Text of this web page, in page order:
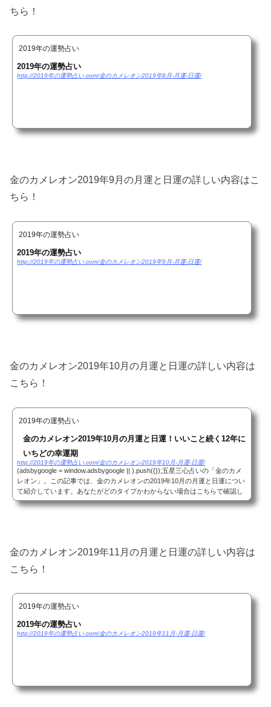
ちら！
2019年の運勢占い
2019年の運勢占い
http://2019年の運勢占い.com/金のカメレオン2019年8月-月運-日運/
金のカメレオン2019年9月の月運と日運の詳しい内容はこ
ちら！
2019年の運勢占い
2019年の運勢占い
http://2019年の運勢占い.com/金のカメレオン2019年9月-月運-日運/
金のカメレオン2019年10月の月運と日運の詳しい内容は
こちら！
2019年の運勢占い
金のカメレオン2019年10月の月運と日運！いいこと続く12年に
いちどの幸運期
http://2019年の運勢占い.com/金のカメレオン2019年10月-月運-日運/
(adsbygoogle = window.adsbygoogle || ).push({});五星三心占いの「金のカメ
レオン」。この記事では、金のカメレオンの2019年10月の月運と日運につい
て紹介しています。あなたがどのタイプかわからない場合はこちらで確認し
てください。それではみていきましょう！(...
金のカメレオン2019年11月の月運と日運の詳しい内容は
こちら！
2019年の運勢占い
2019年の運勢占い
http://2019年の運勢占い.com/金のカメレオン2019年11月-月運-日運/